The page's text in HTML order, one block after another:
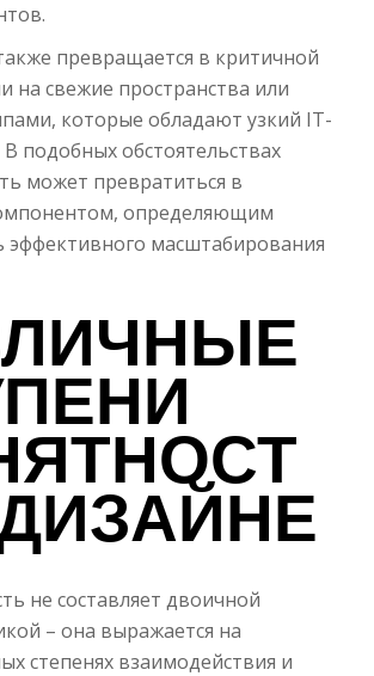
превращается в критичной
на свежие пространства или
которые обладают узкий IT-
подобных обстоятельствах
может превратиться в
определяющим
эффективного масштабирования
не составляет двоичной
– она выражается на
степенях взаимодействия и